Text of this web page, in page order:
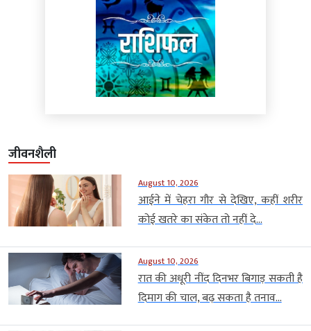
जीवनशैली
August 10, 2026
आईने में चेहरा गौर से देखिए, कहीं शरीर
कोई खतरे का संकेत तो नहीं दे...
August 10, 2026
रात की अधूरी नींद दिनभर बिगाड़ सकती है
दिमाग की चाल, बढ़ सकता है तनाव...